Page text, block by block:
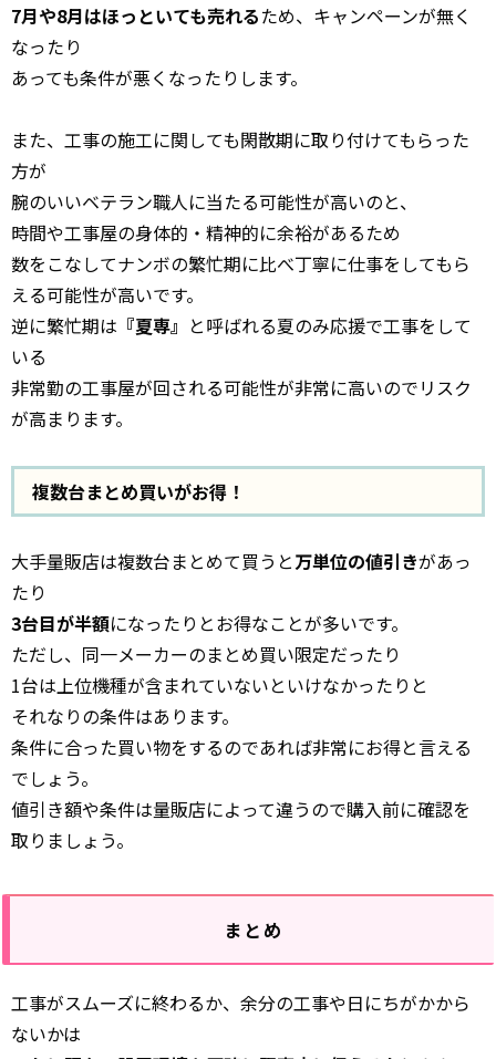
7月や8月はほっといても売れるため、キャンペーンが無く
なったり
あっても条件が悪くなったりします。
また、工事の施工に関しても閑散期に取り付けてもらった
方が
腕のいいベテラン職人に当たる可能性が高いのと、
時間や工事屋の身体的・精神的に余裕があるため
数をこなしてナンボの繁忙期に比べ丁寧に仕事をしてもら
える可能性が高いです。
逆に繁忙期は 『夏専』 と呼ばれる夏のみ応援で工事をして
いる
非常勤の工事屋が回される可能性が非常に高いのでリスク
が高まります。
複数台まとめ買いがお得！
大手量販店は複数台まとめて買うと万単位の値引きがあっ
たり
3台目が半額になったりとお得なことが多いです。
ただし、同一メーカーのまとめ買い限定だったり
1台は上位機種が含まれていないといけなかったりと
それなりの条件はあります。
条件に合った買い物をするのであれば非常にお得と言える
でしょう。
値引き額や条件は量販店によって違うので購入前に確認を
取りましょう。
まとめ
工事がスムーズに終わるか、余分の工事や日にちがかから
ないかは